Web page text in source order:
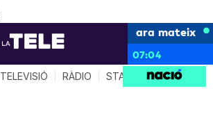
ara mateix
07:04
TELEVISIÓ RÀDIO STAR SYSTEM